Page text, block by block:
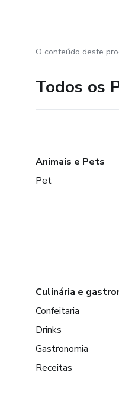
O conteúdo deste
Todos os
Animais e Pets
Pet
Culinária e
Confeitaria
Drinks
Gastronomia
Receitas